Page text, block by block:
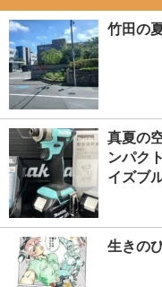
竹田の
真夏の
ンパク
イズブ
生きの